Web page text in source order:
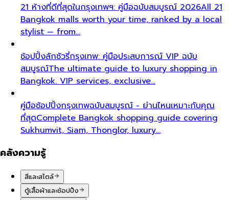
21 ห้างที่ดีที่สุดในกรุงเทพฯ: คู่มือฉบับสมบูรณ์ 2026All 21
Bangkok malls worth your time, ranked by a local
stylist — from…
ช้อปปิ้งลักชัวรี่กรุงเทพ: คู่มือประสบการณ์ VIP ฉบับ
สมบูรณ์The ultimate guide to luxury shopping in
Bangkok. VIP services, exclusive…
คู่มือช้อปปิ้งกรุงเทพฉบับสมบูรณ์ - ย่านไหนเหมาะกับคุณ
ที่สุดComplete Bangkok shopping guide covering
Sukhumvit, Siam, Thonglor, luxury…
คลังความรู้
สีและสไตล์
ตู้เสื้อผ้าและช้อปปิ้ง